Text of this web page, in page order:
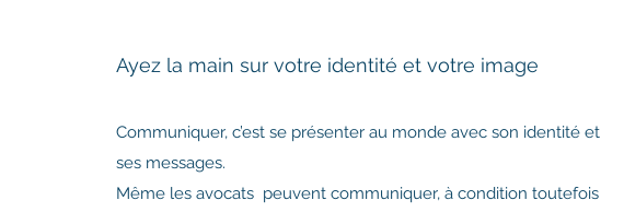
Ayez la main sur votre identité et votre image
Communiquer, c’est se présenter au monde avec son identité et
ses messages.
Même les avocats peuvent communiquer, à condition toutefois